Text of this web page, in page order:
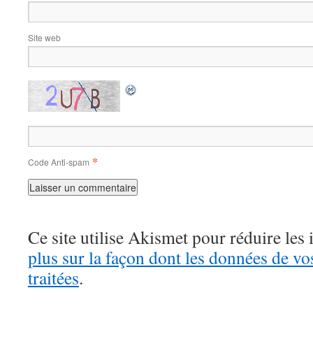
Site web
Code Anti-spam *
Ce site utilise Akismet pour réduire les
plus sur la façon dont les données de
traitées.